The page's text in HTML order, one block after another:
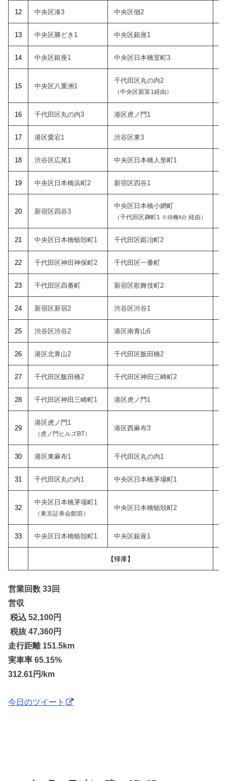
12 中央区湊3 中央区佃2
13 中央区勝どき1 中央区銀座1
14 中央区銀座1 中央区日本橋室町3
15 中央区八重洲1
千代田区丸の内2
（中央区新富1経由）
16 千代田区丸の内3 港区虎ノ門1
17 港区愛宕1 渋谷区東3
18 渋谷区広尾1 中央区日本橋人形町1
19 中央区日本橋浜町2 新宿区四谷1
20 新宿区四谷3
中央区日本橋小網町
（千代田区麹町1 ※待機4分経由）
21 中央区日本橋蛎殻町1 千代田区鍛冶町2
22 千代田区神田神保町2 千代田区一番町
23 千代田区四番町 新宿区歌舞伎町2
24 新宿区新宿2 渋谷区渋谷1
25 渋谷区渋谷2 港区南青山6
26 港区北青山2 千代田区飯田橋2
27 千代田区飯田橋2 千代田区神田三崎町2
28 千代田区神田三崎町1 港区虎ノ門1
29
港区虎ノ門1
（虎ノ門ヒルズBT）
港区西麻布3
30 港区東麻布1 千代田区丸の内1
31 千代田区丸の内1 中央区日本橋茅場町1
32
中央区日本橋茅場町1
（東京証券会館前）
中央区日本橋蛎殻町2
33 中央区日本橋蛎殻町1 中央区銀座1
【帰庫】
営業回数 33回
営収
税込 52,100円
税抜 47,360円
走行距離 151.5km
実車率 65.15%
312.61円/km
今日のツイート